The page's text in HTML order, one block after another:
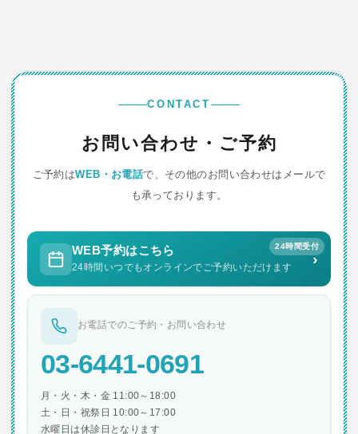
CONTACT
お問い合わせ・ご予約
ご予約はWEB・お電話で、その他のお問い合わせはメールで
も承っております。
24時間受付
WEB予約はこちら
24時間いつでもオンラインでご予約いただけます ›
お電話でのご予約・お問い合わせ
03-6441-0691
月・火・木・金 11:00～18:00
土・日・祝祭日 10:00～17:00
水曜日は休診日となります